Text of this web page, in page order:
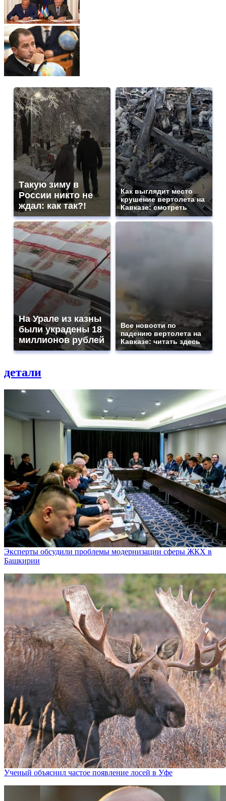
Такую зиму в
России никто не
ждал: как так?!
Как выглядит место
крушение вертолета на
Кавказе: смотреть
На Урале из казны
были украдены 18
миллионов рублей
Все новости по
падению вертолета на
Кавказе: читать здесь
детали
Эксперты обсудили проблемы модернизации сферы ЖКХ в
Башкирии
Ученый объяснил частое появление лосей в Уфе